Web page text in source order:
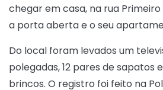
chegar em casa, na rua
a porta aberta e o seu
Do local foram levados um
polegadas, 12 pares de sapatos
brincos. O registro foi feito na